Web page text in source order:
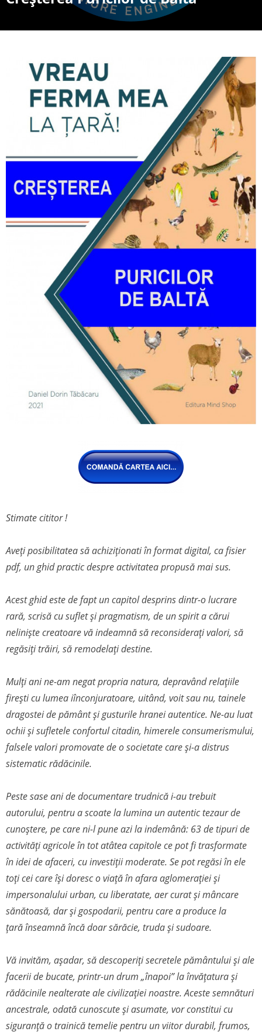
Stimate cititor !
Aveți posibilitatea să achiziționati în format digital, ca fisier
pdf, un ghid practic despre activitatea propusă mai sus.
Acest ghid este de fapt un capitol desprins dintr-o lucrare
rară, scrisă cu suflet și pragmatism, de un spirit a cărui
neliniște creatoare vă indeamnă să reconsiderați valori, să
regăsiți trăiri, să remodelați destine.
Mulți ani ne-am negat propria natura, depravând relațiile
firești cu lumea iînconjuratoare, uitând, voit sau nu, tainele
dragostei de pământ și gusturile hranei autentice. Ne-au luat
ochii și sufletele confortul citadin, himerele consumerismului,
falsele valori promovate de o societate care și-a distrus
sistematic rădăcinile.
Peste sase ani de documentare trudnică i-au trebuit
autorului, pentru a scoate la lumina un autentic tezaur de
cunoștere, pe care ni-l pune azi la indemână: 63 de tipuri de
activități agricole în tot atâtea capitole ce pot fi trasformate
în idei de afaceri, cu investiții moderate. Se pot regăsi în ele
toți cei care își doresc o viață în afara aglomerației și
impersonalului urban, cu liberatate, aer curat și mâncare
sănătoasă, dar și gospodarii, pentru care a produce la
țară înseamnă încă doar sărăcie, truda și sudoare.
Vă invităm, așadar, să descoperiți secretele pământului și ale
facerii de bucate, printr-un drum „înapoi” la învățatura și
rădăcinile nealterate ale civilizației noastre. Aceste semnături
ancestrale, odată cunoscute și asumate, vor constitui cu
siguranță o trainică temelie pentru un viitor durabil, frumos,